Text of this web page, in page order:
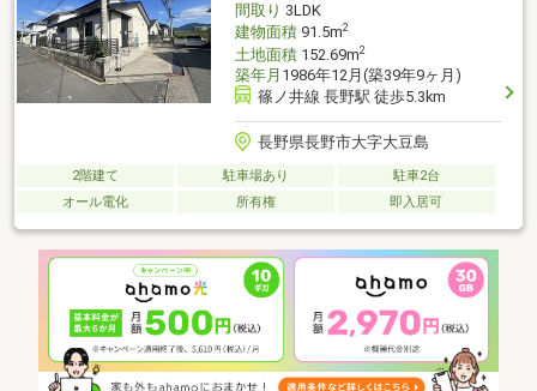
間取り 3LDK
建物面積91.5m2
土地面積152.69m2
築年月 1986年12月(築39年9ヶ月)
篠ノ井線 長野駅 徒歩5.3km
長野県長野市大字大豆島
2階建て 駐車場あり
駐車2台
オール電化
所有権 即入居可